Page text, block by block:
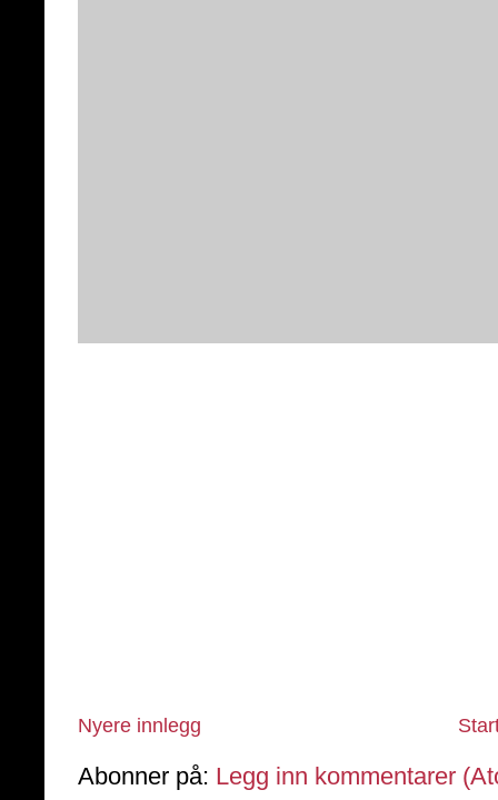
Nyere innlegg
Abonner på: Legg inn kommentarer